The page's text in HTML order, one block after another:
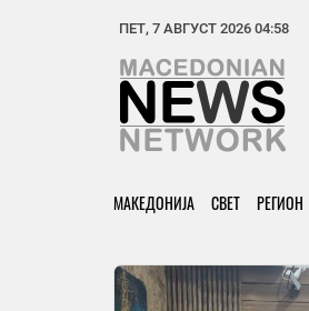
ПЕТ, 7 АВГУСТ 2026 04:58
МАКЕДОНИЈА СВЕТ РЕГИОН